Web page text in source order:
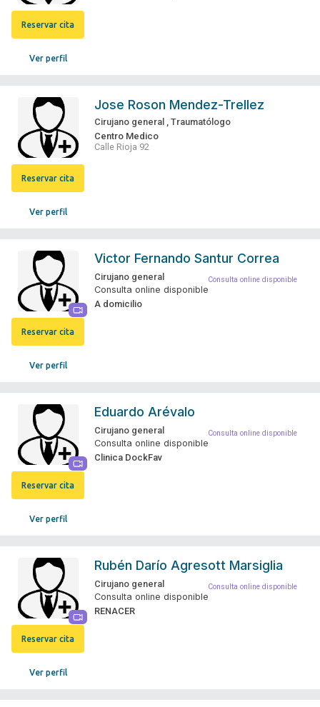
Ver perfil
Reservar cita
Ver perfil
Reservar cita
Jose Roson Mendez-Trellez
Cirujano general ,Traumatólogo
Centro Medico
Calle Rioja 92
Ver perfil
Reservar cita
Victor Fernando Santur Correa
Cirujano general Consulta online disponible
Consulta online disponible
A domicilio
Ver perfil
Reservar cita
Eduardo Arévalo
Cirujano general Consulta online disponible
Consulta online disponible
Clinica DockFav
Ver perfil
Reservar cita
Rubén Darío Agresott Marsiglia
Cirujano general Consulta online disponible
Consulta online disponible
RENACER